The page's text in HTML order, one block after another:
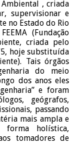
Ambiental , criada
supervisionar e
no Estado do Rio
(Fundação
criada pelo
hoje substituída
Tais órgãos
do meio
dos anos eles
e foram
geógrafos,
passando
mais ampla e
forma holística,
tomadores de